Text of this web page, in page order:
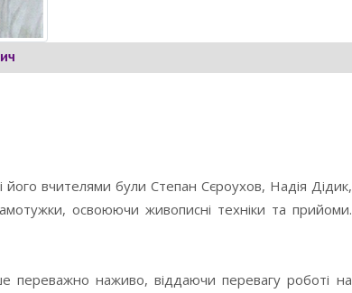
його вчителями були Степан Сєроухов, Надія Дідик,
освоюючи живописні техніки та прийоми.
переважно наживо, віддаючи перевагу роботі на